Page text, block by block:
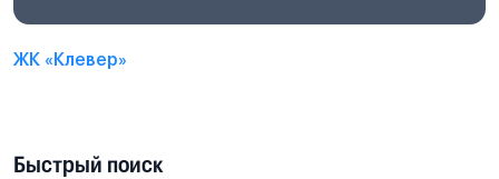
ЖК «Клевер»
Быстрый поиск